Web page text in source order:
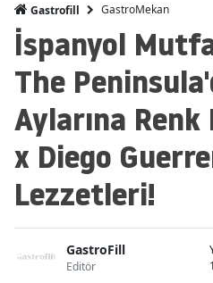
Gastrofill GastroMekan
İspanyol
The
Aylarına
x Diego
Lezzetleri!
GastroFill
Editör